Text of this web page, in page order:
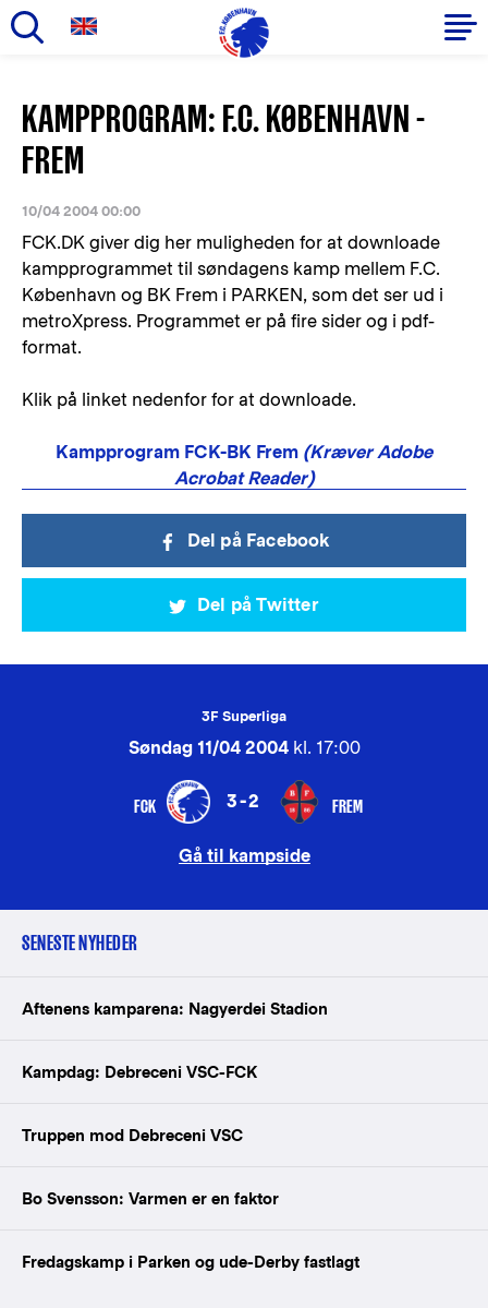
hovedindhold
Primær
navigation
KAMPPROGRAM: F.C. KØBENHAVN -
FREM
10/04 2004 00:00
FCK.DK giver dig her muligheden for at downloade
kampprogrammet til søndagens kamp mellem F.C.
København og BK Frem i PARKEN, som det ser ud i
metroXpress. Programmet er på fire sider og i pdf-
format.
Klik på linket nedenfor for at downloade.
Kampprogram FCK-BK Frem (Kræver Adobe
Acrobat Reader)
Del på Facebook
Del på Twitter
3F Superliga
Søndag 11/04 2004kl. 17:00
FCK 3-2 FREM
Gå til kampside
SENESTE NYHEDER
Aftenens kamparena: Nagyerdei Stadion
Kampdag: Debreceni VSC-FCK
Truppen mod Debreceni VSC
Bo Svensson: Varmen er en faktor
Fredagskamp i Parken og ude-Derby fastlagt